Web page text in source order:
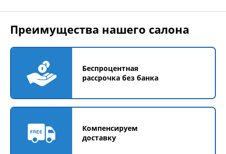
Преимущества нашего салона
Беспроцентная
рассрочка без банка
Компенсируем
доставку